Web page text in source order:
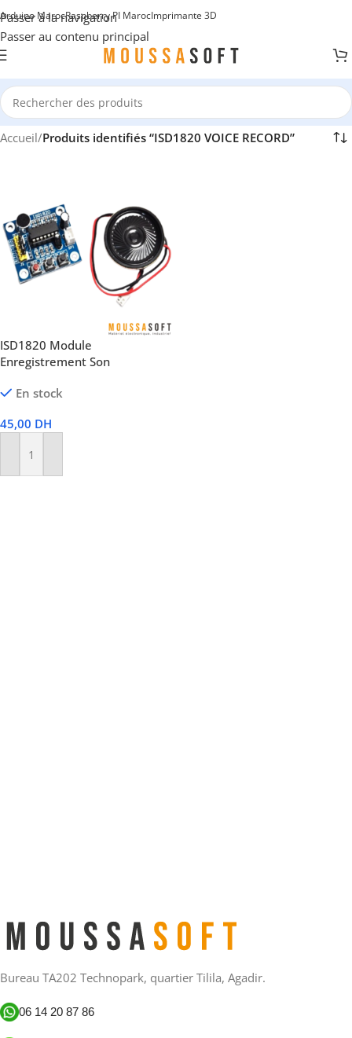
Passer à la navigation
Passer au contenu principal
Arduino MarocRaspberry PI MarocImprimante 3D
Accueil/Produits identifiés “ISD1820 VOICE RECORD”
ISD1820 Module
Enregistrement Son
En stock
45,00 DH
Ajouter Au Panier
Bureau TA202 Technopark, quartier Tilila, Agadir.
06 14 20 87 86